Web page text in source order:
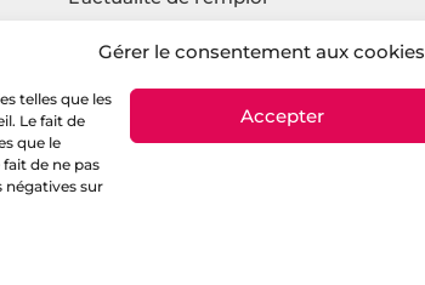
Gérer le consentement aux cookies
telles que les
Le fait de
que le
de ne pas
négatives sur
Accepter
L’actualité sur l’agroalimentaire
L’actualité du tourisme
L’actualité sur l’écologie